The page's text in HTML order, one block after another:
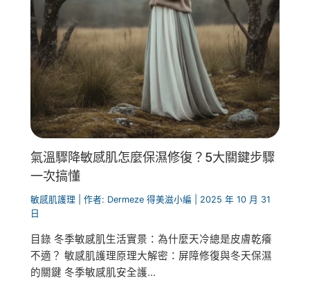
氣溫驟降敏感肌怎麼保濕修復？5大關鍵步驟
一次搞懂
敏感肌護理 | 作者: Dermeze 得美滋小編
2025 年 10 月 31
日
目錄 冬季敏感肌生活實景：為什麼天冷總是皮膚乾癢
不適？ 敏感肌護理原理大解密：屏障修復與冬天保濕
的關鍵 冬季敏感肌安全護...